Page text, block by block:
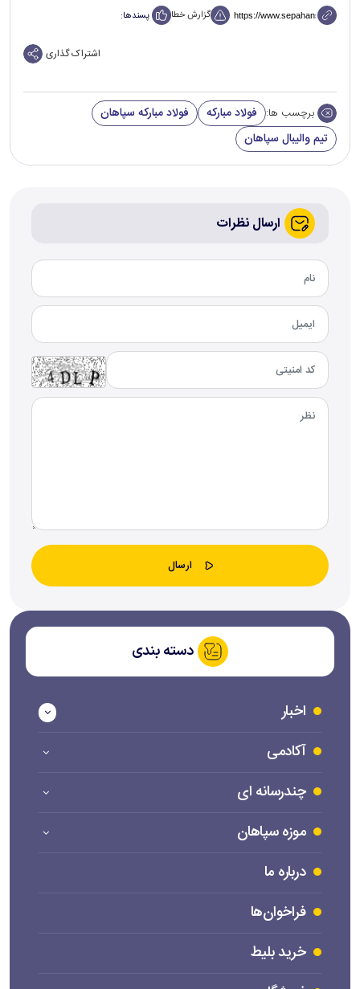
گزارش خطا پسندها:
اشتراک گذاری
برچسب ها: فولاد مبارکه
فولاد مبارکه سپاهان
تیم والیبال سپاهان
ارسال نظرات
دسته بندی
اخبار
آکادمی
چندرسانه ای
موزه سپاهان
درباره ما
فراخوان‌ها
خرید بلیط